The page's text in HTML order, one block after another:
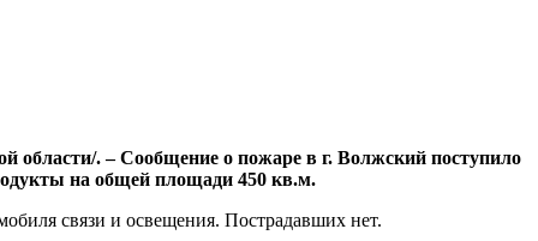
области/. – Сообщение о пожаре в г. Волжский поступило
на общей площади 450 кв.м.
связи и освещения. Пострадавших нет.